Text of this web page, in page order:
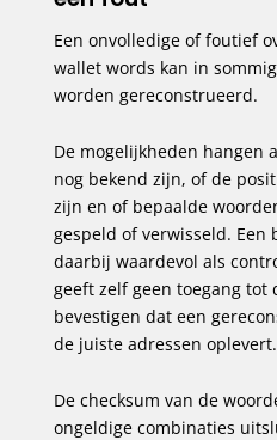
Een onvolledige of foutief
wallet words kan in
worden gereconstrueerd.
De mogelijkheden hangen
nog bekend zijn, of de
zijn en of bepaalde
gespeld of verwisseld. Een
daarbij waardevol als
geeft zelf geen toegang tot
bevestigen dat een
de juiste adressen oplevert.
De checksum van de
ongeldige combinaties